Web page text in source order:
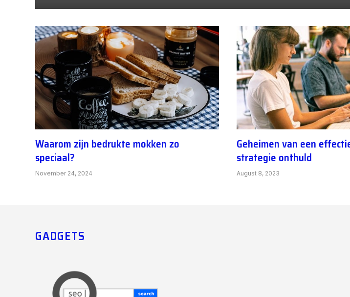
Waarom zijn bedrukte mokken zo
speciaal?
November 24, 2024
Geheimen van een
strategie onthuld
August 8, 2023
GADGETS